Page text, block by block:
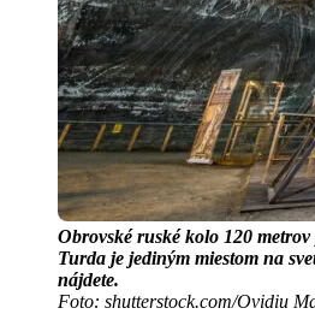
Obrovské ruské kolo 120
Turda je jediným miestom na
nájdete.
Foto: shutterstock.com/Ovidiu